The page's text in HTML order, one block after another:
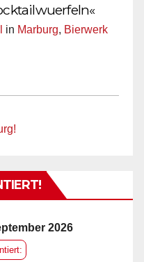
in Marburg, Bierwerk
2026